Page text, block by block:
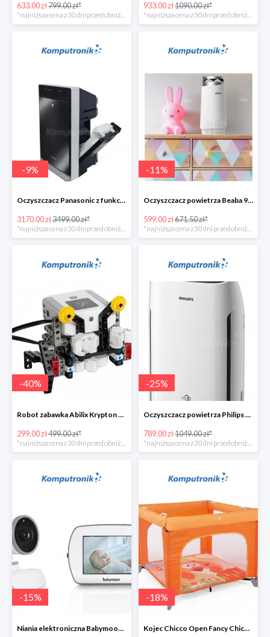
633.00 zł799.00 zł*
*najniższa cena z 30 dni przed obniżką
933.00 zł1090.00 zł*
*najniższa cena z 30 dni przed obniżką
-9%
Oczyszczacz Panasonic z funkcją nawilżania - 328zł
3170.00 zł3499.00 zł*
*najniższa cena z 30 dni przed obniżką
-11%
Oczyszczacz powietrza Beaba 920328
599.00 zł671.50 zł*
*najniższa cena z 30 dni przed obniżką
-40%
Robot zabawka Abilix Krypton 0 w super cenie
299.00 zł499.00 zł*
-25%
Oczyszczacz powietrza Philips AC1217/10
789.00 zł1049.00 zł*
-15%
Niania elektroniczna Babymoov Yoo-Feel w super cenie
-18%
Kojec Chicco Open Fancy Chicken w super cenie